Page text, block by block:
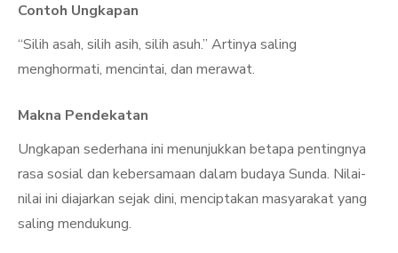
Contoh Ungkapan
“Silih asah, silih asih, silih asuh.” Artinya saling
menghormati, mencintai, dan merawat.
Makna Pendekatan
Ungkapan sederhana ini menunjukkan betapa pentingnya
rasa sosial dan kebersamaan dalam budaya Sunda. Nilai-
nilai ini diajarkan sejak dini, menciptakan masyarakat yang
saling mendukung.